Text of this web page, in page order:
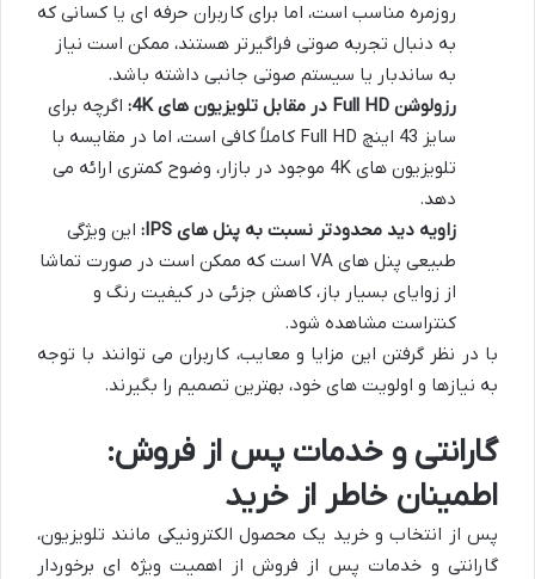
روزمره مناسب است، اما برای کاربران حرفه ای یا کسانی که
به دنبال تجربه صوتی فراگیرتر هستند، ممکن است نیاز
به ساندبار یا سیستم صوتی جانبی داشته باشد.
رزولوشن Full HD در مقابل تلویزیون های 4K:
اگرچه برای
سایز 43 اینچ Full HD کاملاً کافی است، اما در مقایسه با
تلویزیون های 4K موجود در بازار، وضوح کمتری ارائه می
دهد.
زاویه دید محدودتر نسبت به پنل های IPS:
این ویژگی
طبیعی پنل های VA است که ممکن است در صورت تماشا
از زوایای بسیار باز، کاهش جزئی در کیفیت رنگ و
کنتراست مشاهده شود.
با در نظر گرفتن این مزایا و معایب، کاربران می توانند با توجه
به نیازها و اولویت های خود، بهترین تصمیم را بگیرند.
گارانتی و خدمات پس از فروش:
اطمینان خاطر از خرید
پس از انتخاب و خرید یک محصول الکترونیکی مانند تلویزیون،
گارانتی و خدمات پس از فروش از اهمیت ویژه ای برخوردار